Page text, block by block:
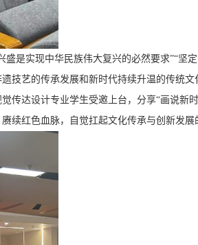
是实现中华民族伟大复兴的必然要求”“坚
技艺的传承发展和新时代持续升温的传统
达设计专业学生受邀上台，分享“画说新
续红色血脉，自觉扛起文化传承与创新发展